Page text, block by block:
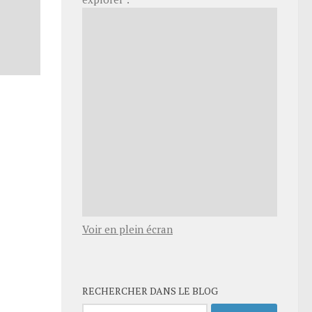
Voir en plein écran
RECHERCHER DANS LE BLOG